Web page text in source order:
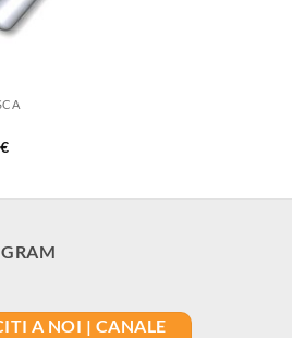
€
A NOI | CANALE